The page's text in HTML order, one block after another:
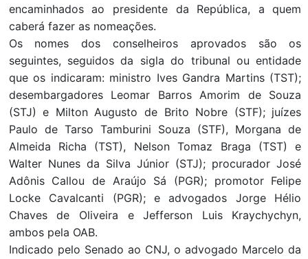
encaminhados ao presidente da República, a quem
caberá fazer as nomeações.
Os nomes dos conselheiros aprovados são os
seguintes, seguidos da sigla do tribunal ou entidade
que os indicaram: ministro Ives Gandra Martins (TST);
desembargadores Leomar Barros Amorim de Souza
(STJ) e Milton Augusto de Brito Nobre (STF); juízes
Paulo de Tarso Tamburini Souza (STF), Morgana de
Almeida Richa (TST), Nelson Tomaz Braga (TST) e
Walter Nunes da Silva Júnior (STJ); procurador José
Adônis Callou de Araújo Sá (PGR); promotor Felipe
Locke Cavalcanti (PGR); e advogados Jorge Hélio
Chaves de Oliveira e Jefferson Luis Kraychychyn,
ambos pela OAB.
Indicado pelo Senado ao CNJ, o advogado Marcelo da